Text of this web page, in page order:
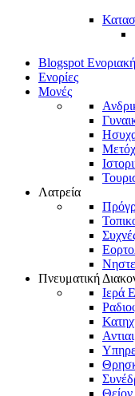
Blogspot
Ενορίες
Μονές
Λατρεία
Πνευματική
Ιερά